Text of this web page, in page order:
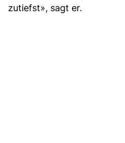
zutiefst», sagt er.